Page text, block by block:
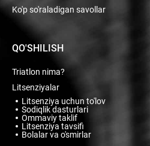
Ko'p so'raladigan savollar
QO'SHILISH
Triatlon nima?
Litsenziyalar
Litsenziya uchun to'lov
Sodiqlik dasturlari
Ommaviy taklif
Litsenziya tavsifi
Bolalar va o'smirlar